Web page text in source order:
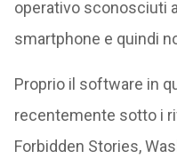
operativo sconosciuti
smartphone e quindi
Proprio il software in
recentemente sotto i
Forbidden Stories,